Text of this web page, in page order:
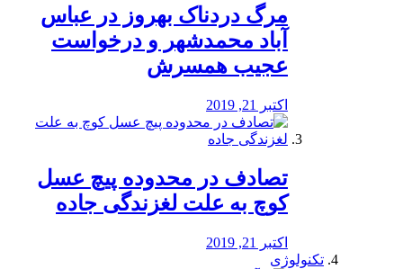
مرگ دردناک بهروز در عباس
آباد محمدشهر و درخواست
عجیب همسرش
اکتبر 21, 2019
تصادف در محدوده پیچ عسل
کوچ به علت لغزندگی جاده
اکتبر 21, 2019
تکنولوژی